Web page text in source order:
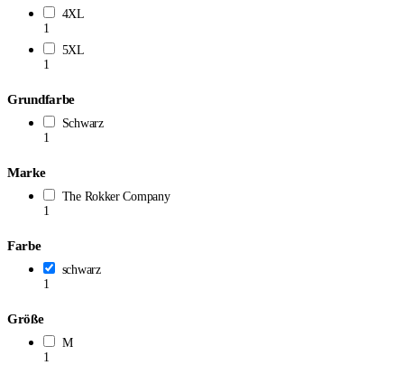
4XL
1
5XL
1
Grundfarbe
Schwarz
1
Marke
The Rokker Company
1
Farbe
schwarz
1
Größe
M
1